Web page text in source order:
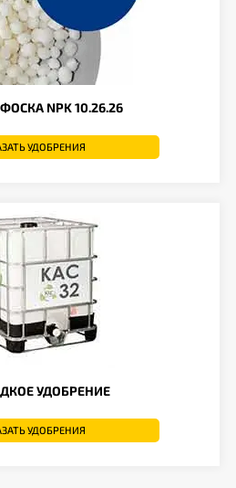
NPK 10.26.26
УДОБРЕНИЯ
УДОБРЕНИЕ
УДОБРЕНИЯ